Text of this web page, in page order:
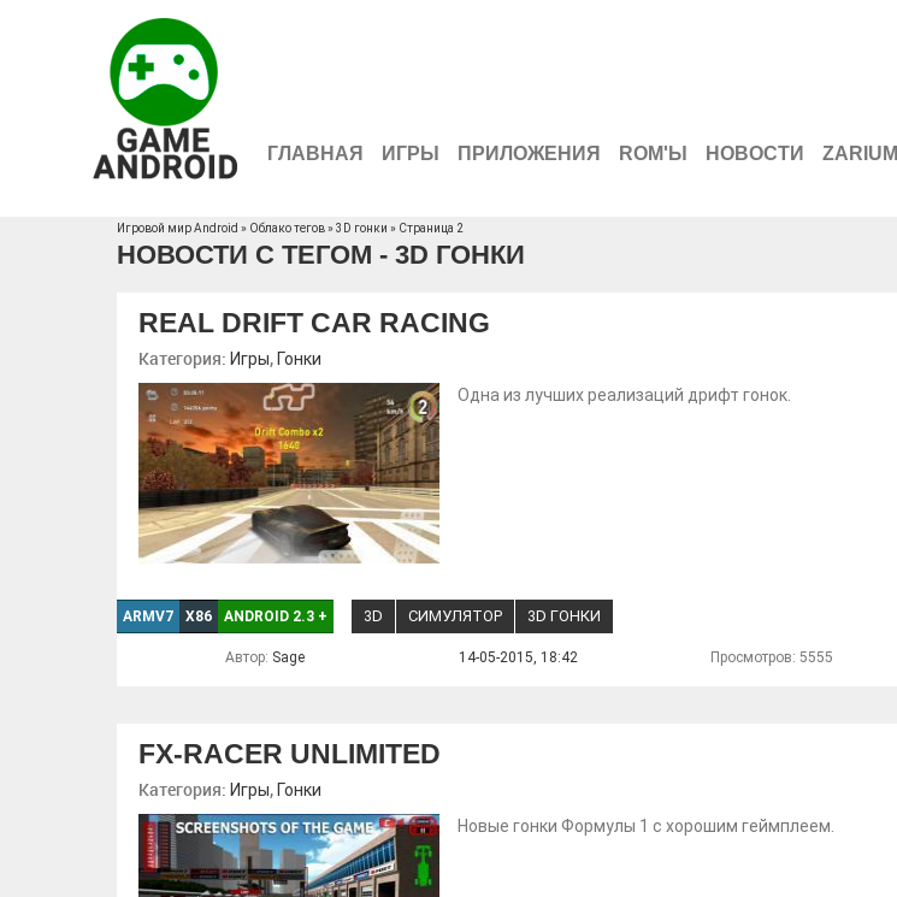
ГЛАВНАЯ ИГРЫ ПРИЛОЖЕНИЯ ROM'Ы НОВОСТИ ZARIUM
Игровой мир Android » Облако тегов» 3D гонки » Страница 2
НОВОСТИ С ТЕГОМ - 3D ГОНКИ
REAL DRIFT CAR RACING
Категория: Игры, Гонки
Одна из лучших реализаций дрифт гонок.
ARMV7 X86 ANDROID 2.3 + 3D СИМУЛЯТОР 3D ГОНКИ
Автор: Sage 14-05-2015, 18:42 Просмотров: 5555
FX-RACER UNLIMITED
Категория: Игры, Гонки
Новые гонки Формулы 1 с хорошим геймплеем.